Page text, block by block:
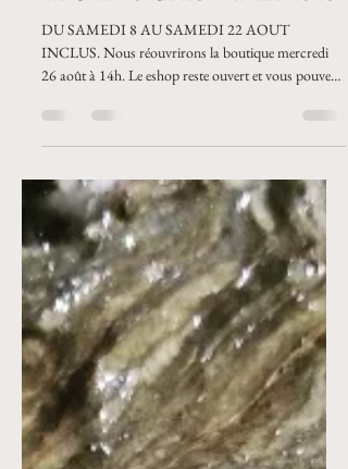
FERMETURE ESTIVALE 2026
DU SAMEDI 8 AU SAMEDI 22 AOUT
INCLUS. Nous réouvrirons la boutique mercredi
vendredi 7 août. Reprise des expéditions le mercredi
26 août.